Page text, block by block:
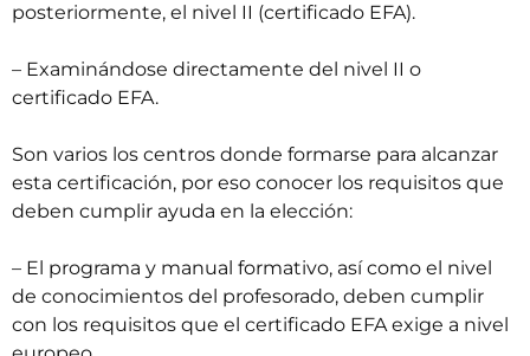
posteriormente, el nivel II (certificado EFA).
– Examinándose directamente del nivel II o
certificado EFA.
Son varios los centros donde formarse para alcanzar
esta certificación, por eso conocer los requisitos que
deben cumplir ayuda en la elección:
– El programa y manual formativo, así como el nivel
de conocimientos del profesorado, deben cumplir
con los requisitos que el certificado EFA exige a nivel